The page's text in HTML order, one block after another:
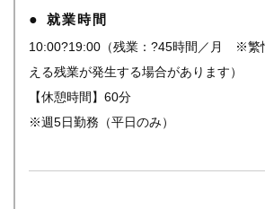
就業時間
10:00?19:00（残業：?45時間／月 ※繁
える残業が発生する場合があります）
【休憩時間】60分
※週5日勤務（平日のみ）